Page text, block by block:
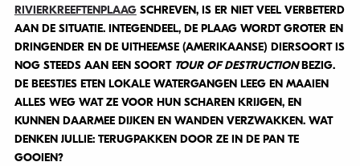
RIVIERKREEFTENPLAAGSCHREVEN, IS ER NIET VEEL VERBETERD
AAN DE SITUATIE. INTEGENDEEL, DE PLAAG WORDT GROTER EN
DRINGENDER EN DE UITHEEMSE (AMERIKAANSE) DIERSOORT IS
NOG STEEDS AAN EEN SOORT TOUR OF DESTRUCTIONBEZIG.
DE BEESTJES ETEN LOKALE WATERGANGEN LEEG EN MAAIEN
ALLES WEG WAT ZE VOOR HUN SCHAREN KRIJGEN, EN
KUNNEN DAARMEE DIJKEN EN WANDEN VERZWAKKEN. WAT
DENKEN JULLIE: TERUGPAKKEN DOOR ZE IN DE PAN TE
GOOIEN?